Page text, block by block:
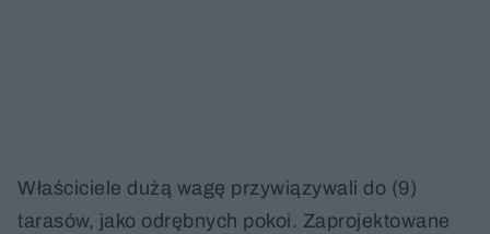
Właściciele dużą wagę przywiązywali do (9)
tarasów, jako odrębnych pokoi. Zaprojektowane